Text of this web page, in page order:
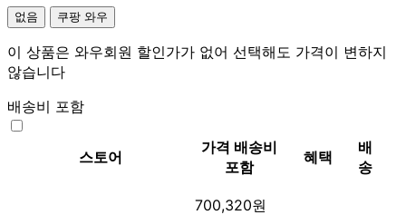
없음 쿠팡 와우
이 상품은 와우회원 할인가가 없어 선택해도 가격이 변하지
않습니다
배송비 포함
스토어
가격 배송비
포함
혜택
배
송
700,320원